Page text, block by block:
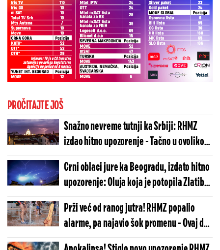
PROČITAJTE JOŠ
Snažno nevreme tutnji ka Srbiji: RHMZ
izdao hitno upozorenje - Tačno u ovoliko
sati će se otvoriti nebo (MAPA)
Crni oblaci jure ka Beogradu, izdato hitno
upozorenje: Oluja koja je potopila Zlatibor
menja pravac, ovi delovi su ugroženi
Prži već od ranog jutra! RHMZ popalio
alarme, pa najavio šok promenu - Ovaj deo
Srbije na udaru snažne oluje (MAPA)